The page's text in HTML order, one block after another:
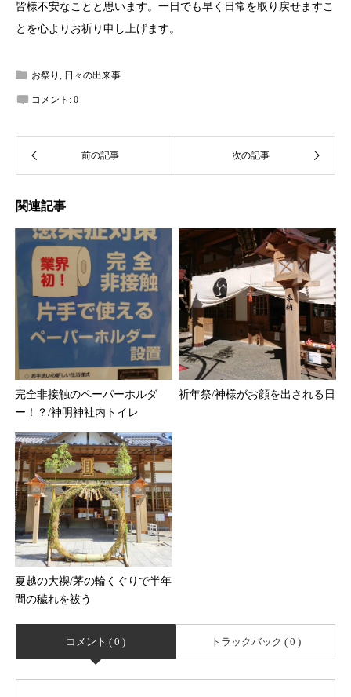
皆様不安なことと思います。一日でも早く日常を取り戻せますこ
とを心よりお祈り申し上げます。
お祭り , 日々の出来事
コメント: 0
関連記事
完全非接触のペーパーホルダ
ー！？/神明神社内トイレ
祈年祭/神様がお顔を出される日
夏越の大禊/茅の輪くぐりで半年
間の穢れを祓う
コメント ( 0 ) トラックバック ( 0 )